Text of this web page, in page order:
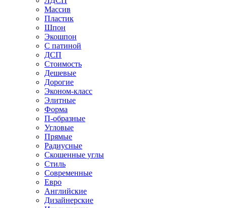
Массив
Пластик
Шпон
Экошпон
С патиной
ДСП
Стоимость
Дешевые
Дорогие
Эконом-класс
Элитные
Форма
П-образные
Угловые
Прямые
Радиусные
Скошенные углы
Стиль
Современные
Евро
Английские
Дизайнерские